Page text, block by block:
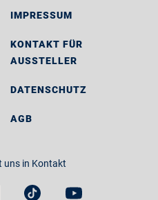
IMPRESSUM
KONTAKT FÜR
AUSSTELLER
DATENSCHUTZ
AGB
uns in Kontakt